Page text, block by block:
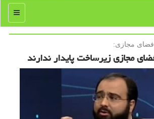
منو
مجازی:
مجازی زیرساخت پایدار ندارند